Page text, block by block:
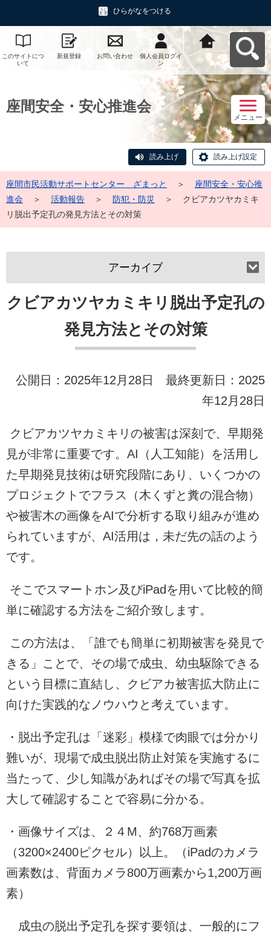
ひらがなをつける
このサイトにつ
いて
新規登録 お問い合わせ
個人会員ログイ
ン
座間市民活動サ
ポートセンタ
ー ざまっとへ
戻る
座間安全・安心推進会
メニュー
読み上げ 読み上げ設定
座間市民活動サポートセンター ざまっと ＞
座間安全・安心推
進会
＞ 活動報告 ＞ 防犯・防災 ＞
クビアカツヤカミキ
リ脱出予定孔の発見方法とその対策
クビアカツヤカミキリ脱出予定孔の
発見方法とその対策
公開日：2025年12月28日 最終更新日：2025
年12月28日
クビアカツヤカミキリの被害は深刻で、早期発
見が非常に重要です。AI（人工知能）を活用し
た早期発見技術は研究段階にあり、いくつかの
プロジェクトでフラス（木くずと糞の混合物）
や被害木の画像をAIで分析する取り組みが進め
られていますが、AI活用は，未だ先の話のよう
です。
そこでスマートホン及びiPadを用いて比較的簡
単に確認する方法をご紹介致します。
この方法は、「誰でも簡単に初期被害を発見で
きる」ことで、その場で成虫、幼虫駆除できる
という目標に直結し、クビアカ被害拡大防止に
向けた実践的なノウハウと考えています。
・脱出予定孔は「迷彩」模様で肉眼では分かり
難いが、現場で成虫脱出防止対策を実施するに
当たって、少し知識があればその場で写真を拡
大して確認することで容易に分かる。
・画像サイズは、２４M、約768万画素
（3200×2400ピクセル）以上。（iPadのカメラ
画素数は、背面カメラ800万画素から1,200万画
素）
成虫の脱出予定孔を探す要領は、一般的にフ
アーカイブ